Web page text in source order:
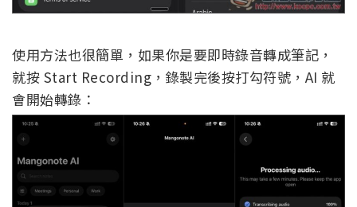
使用方法也很簡單，如果你是要即時錄音轉成筆記，
就按 Start Recording，錄製完後按打勾符號，AI 就
會開始轉錄：